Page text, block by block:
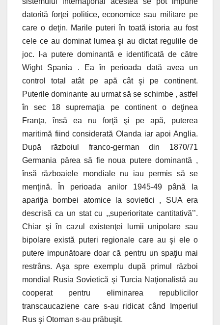
datorită forţei politice, economice sau militare pe
care o deţin. Marile puteri în toată istoria au fost
cele ce au dominat lumea şi au dictat regulile de
joc. I-a putere dominantă e identificată de către
Wight Spania . Ea în perioada dată avea un
control total atât pe apă cât şi pe continent.
Puterile dominante au urmat să se schimbe , astfel
în sec 18 supremaţia pe continent o deţinea
Franţa, însă ea nu forţă şi pe apă, puterea
maritimă fiind considerată Olanda iar apoi Anglia.
După războiul franco-german din 1870/71
Germania părea să fie noua putere dominantă ,
însă războaiele mondiale nu iau permis să se
menţină. În perioada anilor 1945-49 până la
apariţia bombei atomice la sovietici , SUA era
descrisă ca un stat cu ,,superioritate cantitativă’’.
Chiar şi în cazul existenţei lumii unipolare sau
bipolare există puteri regionale care au şi ele o
putere impunătoare doar că pentru un spaţiu mai
restrâns. Aşa spre exemplu după primul război
mondial Rusia Sovietică şi Turcia Naţionalistă au
cooperat pentru eliminarea republicilor
transcaucaziene care s-au ridicat când Imperiul
Rus şi Otoman s-au prăbuşit.